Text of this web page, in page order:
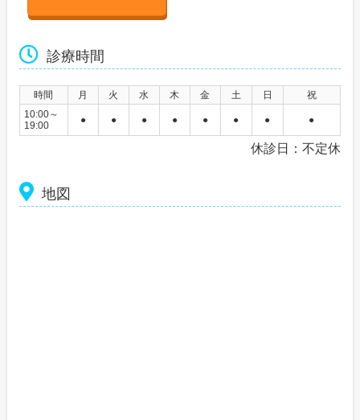
診療時間
時間 月 火 水 木 金 土 日
祝
10:00～
19:00
● ● ● ● ● ● ● ●
休診日：不定休
地図